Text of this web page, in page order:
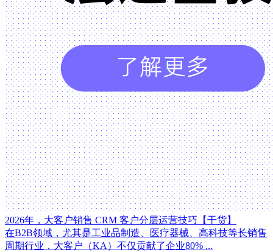
2026年，大客户销售 CRM 客户分层运营技巧【干货】
在B2B领域，尤其是工业品制造、医疗器械、高科技等长销售
周期行业，大客户（KA）不仅贡献了企业80% ...